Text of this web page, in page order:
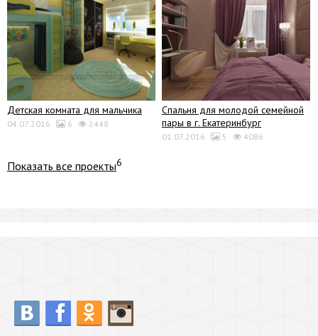
Детская комната для мальчика
04.07.2016 6 2448
Спальня для молодой семейной
пары в г. Екатеринбург
01.07.2016 5 4086
Показать все проекты6